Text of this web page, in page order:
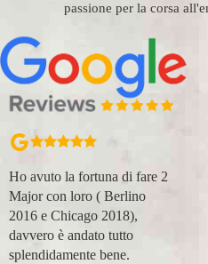
passione per la corsa
Apprezzo molto Ovunque
Running: tutti sono molto
gentili, affettuosi e si fanno
in quattro per aiutare i
runner viaggiatori in ogni